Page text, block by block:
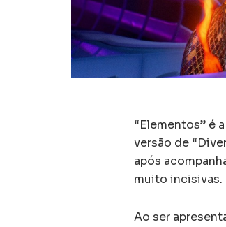
“Elementos” é
versão de
após
muito incisivas.
Ao ser